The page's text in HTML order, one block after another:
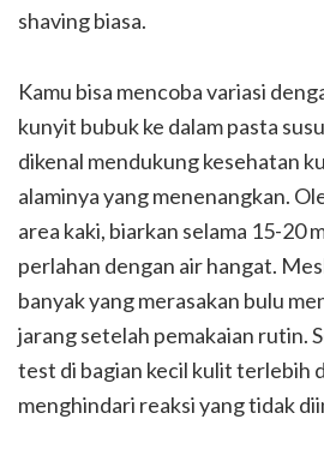
shaving biasa.
Kamu bisa mencoba variasi
kunyit bubuk ke dalam pasta
dikenal mendukung kesehatan
alaminya yang menenangkan.
area kaki, biarkan selama 15-20
perlahan dengan air hangat.
banyak yang merasakan bulu
jarang setelah pemakaian rutin.
test di bagian kecil kulit terlebih
menghindari reaksi yang tidak